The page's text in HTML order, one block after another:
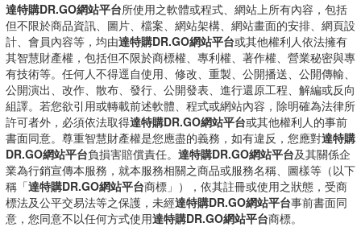
達特購DR.GO網站平台所使用之軟體或程式、網站上所有內容，包括
但不限於商品資訊、圖片、檔案、網站架構、網站畫面的安排、網頁設
計、會員內容等，均由達特購DR.GO網站平台或其他權利人依法擁有
其智慧財產權，包括但不限於商標權、專利權、著作權、營業秘密與專
有技術等。任何人不得逕自使用、修改、重製、公開播送、公開傳輸、
公開演出、改作、散布、發行、公開發表、進行還原工程、解編或反向
組譯。若您欲引用或轉載前述軟體、程式或網站內容，除明確為法律所
許可者外，必須依法取得達特購DR.GO網站平台或其他權利人的事前
書面同意。尊重智慧財產權是您應盡的義務，如有違反，您應對達特購
DR.GO網站平台負損害賠償責任。 達特購DR.GO網站平台及其關係企
業為行銷宣傳本服務，就本服務相關之商品或服務名稱、圖樣等（以下
稱「達特購DR.GO網站平台商標」），依其註冊或使用之狀態，受商
標法及公平交易法等之保護，未經達特購DR.GO網站平台事前書面同
意，您同意不以任何方式使用達特購DR.GO網站平台商標。